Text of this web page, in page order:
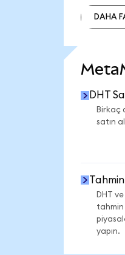
DAHA
DHT
Birkaç
satın
DHT
tahmin
yapın.